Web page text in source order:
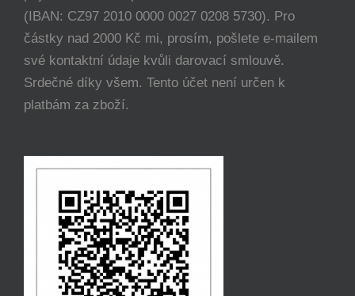
(IBAN: CZ97 2010 0000 0027 0208 5730). Pro
částky nad 2000 Kč mi, prosím, pošlete e-mailem
své kontaktní údaje kvůli darovací smlouvě.
Srdečné díky všem. Tento účet není určen k
platbám za zboží.